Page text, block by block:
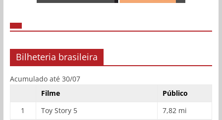
Bilheteria brasileira
Acumulado até 30/07
Filme
Público
1
Toy Story 5
7,82 mi